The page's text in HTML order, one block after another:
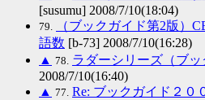
[susumu] 2008/7/10(18:04)
79.
（ブックガイド第2版）
語数 [b-73] 2008/7/10(16:28)
▲ 78. ラダーシリーズ（ブッ
2008/7/10(16:40)
▲ 77. Re: ブックガイド２